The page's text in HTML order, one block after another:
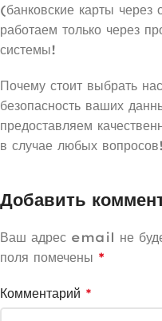
(банковские карты
работаем только через
системы!
Почему стоит выбрать
безопасность ваших
предоставляем
в случае любых вопросов!
Добавить
Ваш адрес email не
поля помечены *
Комментарий *